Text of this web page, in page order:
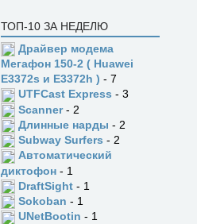
ТОП-10 ЗА НЕДЕЛЮ
Драйвер модема
Мегафон 150-2 ( Huawei
E3372s и E3372h ) - 7
UTFCast Express - 3
Scanner- 2
Длинные нарды - 2
Subway Surfers - 2
Автоматический
диктофон - 1
DraftSight - 1
Sokoban - 1
UNetBootin - 1